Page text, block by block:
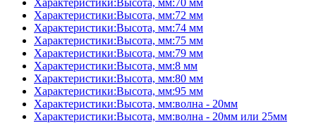
Характеристики:Высота, мм:70 мм
Характеристики:Высота, мм:72 мм
Характеристики:Высота, мм:74 мм
Характеристики:Высота, мм:75 мм
Характеристики:Высота, мм:79 мм
Характеристики:Высота, мм:8 мм
Характеристики:Высота, мм:80 мм
Характеристики:Высота, мм:95 мм
Характеристики:Высота, мм:волна - 20мм
Характеристики:Высота, мм:волна - 20мм или 25мм